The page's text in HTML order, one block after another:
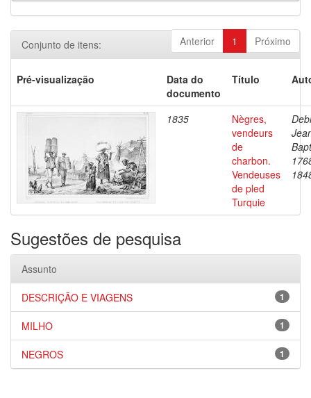
Anterior 1 Próximo
Conjunto de itens:
Pré-visualização
Data do
documento
Título
1835
Nègres,
vendeurs
de
charbon.
Vendeuses
de pled
Turquie
Sugestões de pesquisa
Assunto
1
DESCRIÇÃO E VIAGENS
1
MILHO
1
NEGROS